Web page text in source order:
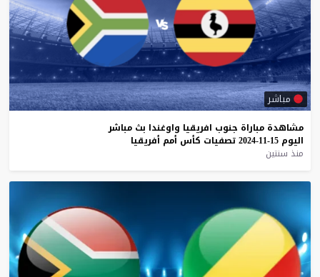
مباشر
مشاهدة مباراة جنوب افريقيا واوغندا بث مباشر
اليوم 15-11-2024 تصفيات كأس أمم أفريقيا
منذ سنتين